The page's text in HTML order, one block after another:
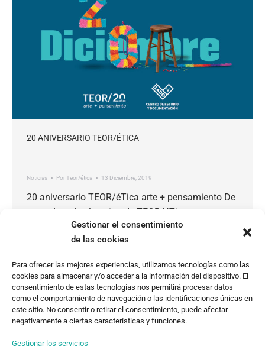
Gestionar el consentimiento
de las cookies
Para ofrecer las mejores experiencias, utilizamos tecnologías como las
cookies para almacenar y/o acceder a la información del dispositivo. El
consentimiento de estas tecnologías nos permitirá procesar datos
como el comportamiento de navegación o las identificaciones únicas en
este sitio. No consentir o retirar el consentimiento, puede afectar
negativamente a ciertas características y funciones.
Gestionar los servicios
20 ANIVERSARIO TEOR/ÉTICA
Noticias PorTeor/ética 13 Diciembre, 2019
20 aniversario TEOR/éTica arte + pensamiento De
parte de todo el equipo de TEOR/éTica, queremos
agradecerles por habernos acompañado durante
nuestro año de 20 aniversario. Este 2019
proyectos, junto a agentes y artistas que
compartieron su trabajo con nuestros distintos
públicos. Volvemos en el 2020 con nuevas ideas,
continuando la labor…